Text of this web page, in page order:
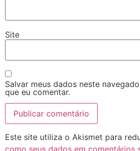
Site
Salvar meus dados neste
que eu comentar.
Este site utiliza o Akismet para